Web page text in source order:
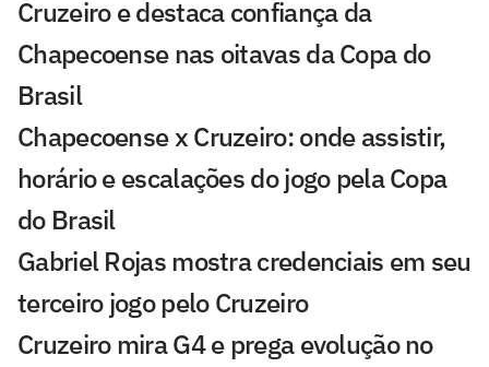
Cruzeiro e destaca confiança da
Chapecoense nas oitavas da Copa do
Brasil
Chapecoense x Cruzeiro: onde assistir,
horário e escalações do jogo pela Copa
do Brasil
Gabriel Rojas mostra credenciais em seu
terceiro jogo pelo Cruzeiro
Cruzeiro mira G4 e prega evolução no